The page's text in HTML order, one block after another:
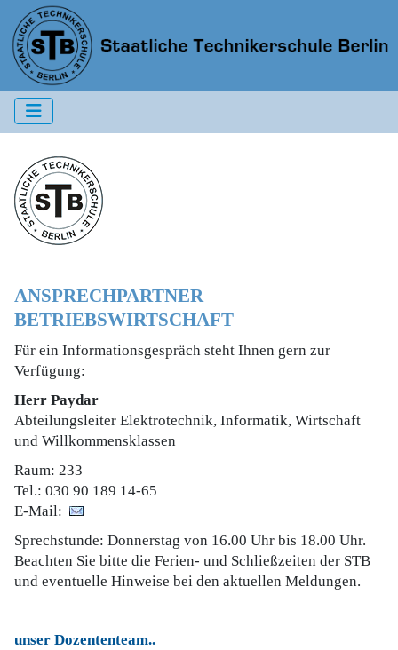
ANSPRECHPARTNER
BETRIEBSWIRTSCHAFT
Für ein Informationsgespräch steht Ihnen gern zur
Verfügung:
Herr Paydar
Abteilungsleiter Elektrotechnik, Informatik, Wirtschaft
und Willkommensklassen
Raum: 233
Tel.: 030 90 189 14-65
E-Mail:
Sprechstunde: Donnerstag von 16.00 Uhr bis 18.00 Uhr.
Beachten Sie bitte die Ferien- und Schließzeiten der STB
und eventuelle Hinweise bei den aktuellen Meldungen.
unser Dozententeam..